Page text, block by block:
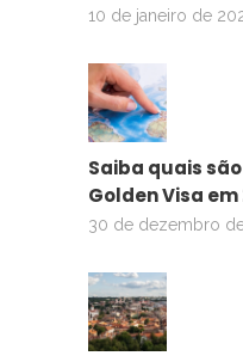
10 de janeiro de
Saiba quais
Golden Visa em
30 de dezembro